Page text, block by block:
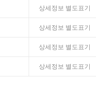
상세정보 별도표기
상세정보 별도표기
상세정보 별도표기
상세정보 별도표기